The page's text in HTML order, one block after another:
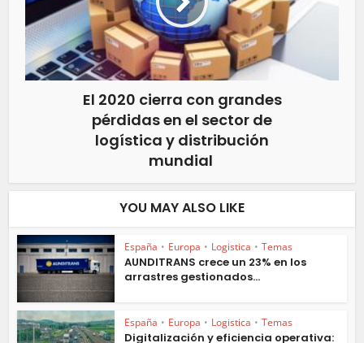
El 2020 cierra con grandes
pérdidas en el sector de
logística y distribución
mundial
YOU MAY ALSO LIKE
España • Europa • Logistica • Temas
AUNDITRANS crece un 23% en los
arrastres gestionados...
España • Europa • Logistica • Temas
Digitalización y eficiencia operativa: